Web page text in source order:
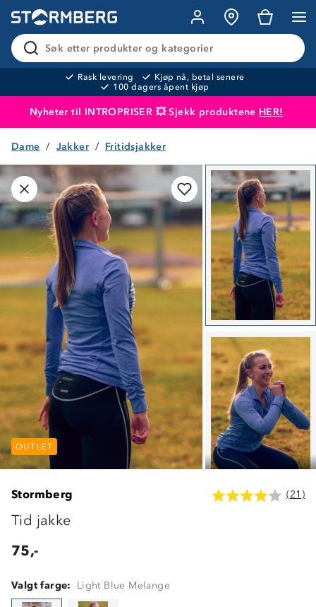
Søk etter produkter og kategorier
Rask levering
Kjøp nå, betal senere
100 dagers åpent kjøp
Nyheter til INTROPRISER 💥 Sjekk produktene HER!
Produktet er lagt i handlekurven
Dame Jakker Fritidsjakker
OUTLET OUTLET
OUTLET
Stormberg (21)
Tid jakke
75,-
Valgt farge: Light Blue Melange